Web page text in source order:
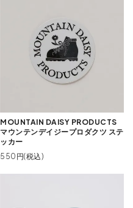
MOUNTAIN DAISY PRODUCTS
マウンテンデイジープロダクツ ステ
ッカー
550円(税込)